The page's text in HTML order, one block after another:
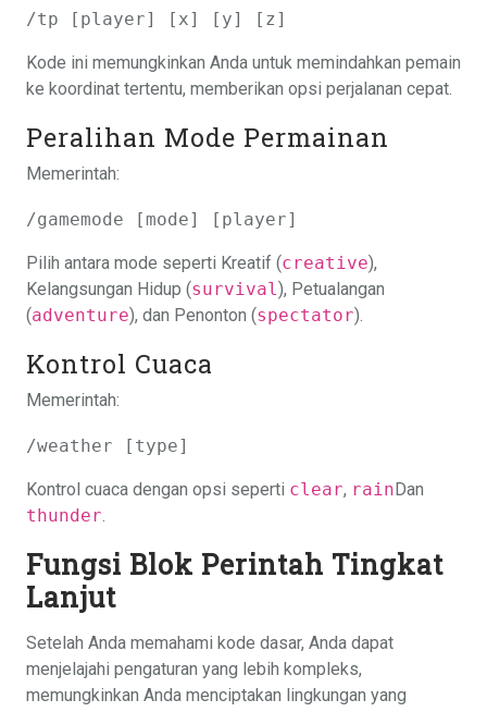
/tp [player] [x] [y] [z]
Kode ini memungkinkan Anda untuk memindahkan pemain
ke koordinat tertentu, memberikan opsi perjalanan cepat.
Peralihan Mode Permainan
Memerintah:
/gamemode [mode] [player]
Pilih antara mode seperti Kreatif (creative),
Kelangsungan Hidup (survival ), Petualangan
(adventure), dan Penonton (spectator).
Kontrol Cuaca
Memerintah:
/weather [type]
Kontrol cuaca dengan opsi seperti clear, rainDan
thunder
Fungsi Blok Perintah Tingkat
Lanjut
Setelah Anda memahami kode dasar, Anda dapat
menjelajahi pengaturan yang lebih kompleks,
memungkinkan Anda menciptakan lingkungan yang